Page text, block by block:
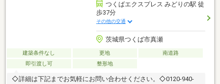
つくばエクスプレス みどりの駅 徒
歩37分
その他の交通
茨城県つくば市真瀬
建築条件なし 更地
南道路
即引渡し可
整形地
◇詳細は下記までお気軽にお問い合わせください。◇0120-940-